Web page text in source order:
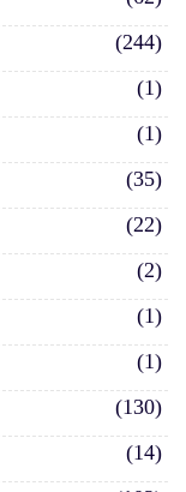
(244)
(1)
(1)
(35)
(22)
(2)
(1)
(1)
(130)
(14)